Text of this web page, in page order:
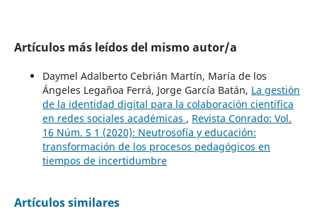
Artículos más leídos del mismo autor/a
Daymel Adalberto Cebrián Martín, María de los
Ángeles Legañoa Ferrá, Jorge García Batán, La gestión
de la identidad digital para la colaboración científica
en redes sociales académicas , Revista Conrado: Vol.
16 Núm. S 1 (2020): Neutrosofía y educación:
transformación de los procesos pedagógicos en
tiempos de incertidumbre
Artículos similares